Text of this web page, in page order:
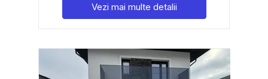
Vezi mai multe detalii